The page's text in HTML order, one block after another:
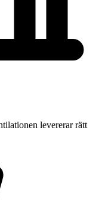
levererar rätt